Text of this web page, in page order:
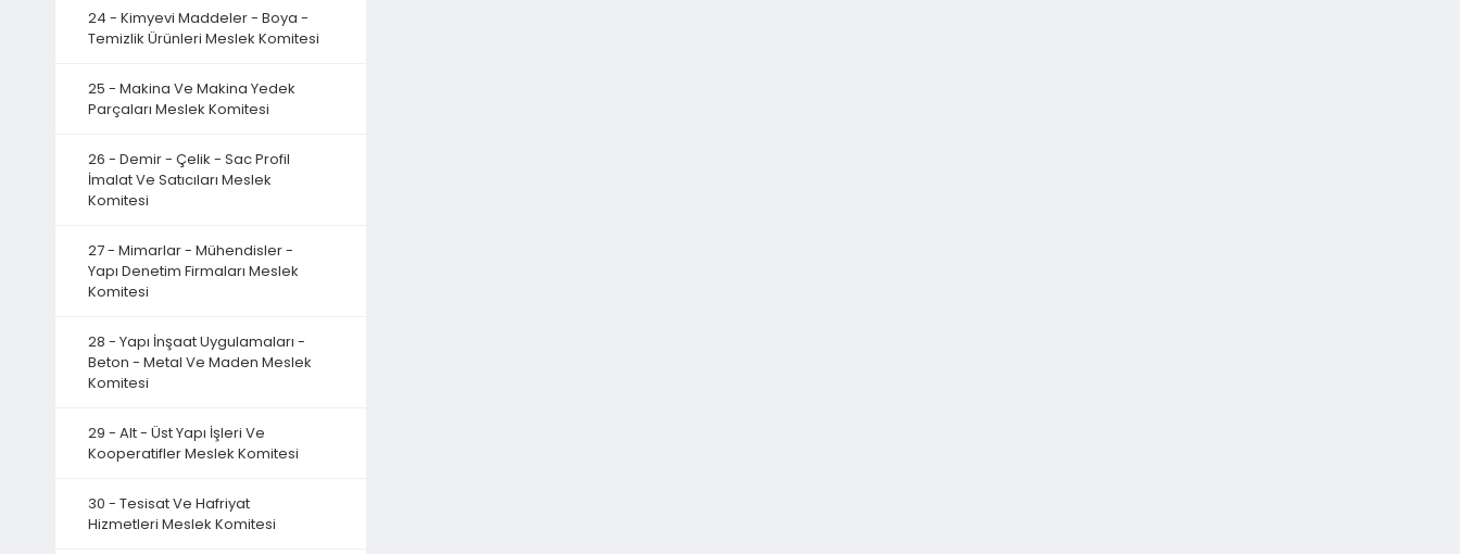
24 - Kimyevi Maddeler - Boya -
Temizlik Ürünleri Meslek Komitesi
25 - Makina Ve Makina Yedek
Parçaları Meslek Komitesi
26 - Demir - Çelik - Sac Profil
İmalat Ve Satıcıları Meslek
Komitesi
27 - Mimarlar - Mühendisler -
Yapı Denetim Firmaları Meslek
Komitesi
28 - Yapı İnşaat Uygulamaları -
Beton - Metal Ve Maden Meslek
Komitesi
29 - Alt - Üst Yapı İşleri Ve
Kooperatifler Meslek Komitesi
30 - Tesisat Ve Hafriyat
Hizmetleri Meslek Komitesi